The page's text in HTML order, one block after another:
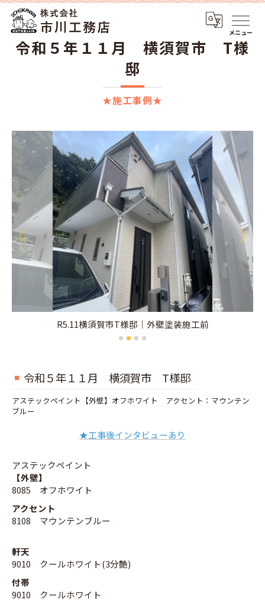
メニュー
★施工事例★
令和５年１１月 横須賀市 T様
邸
R5.11横須賀市T様邸｜外壁塗装施工前
令和５年１１月 横須賀市 T様邸
アステックペイント【外壁】オフホワイト アクセント：マウンテン
ブルー
★工事後インタビューあり
アステックペイント
【外壁】
8085 オフホワイト
アクセント
8108 マウンテンブルー
軒天
9010 クールホワイト(3分艶)
付帯
9010 クールホワイト